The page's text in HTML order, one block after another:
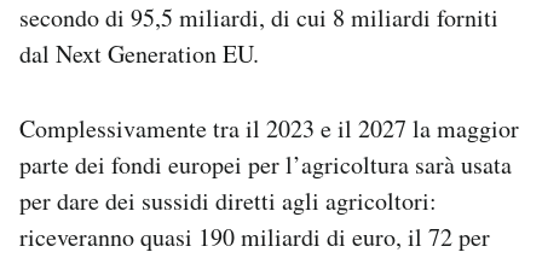
secondo di 95,5 miliardi, di cui 8 miliardi forniti
dal Next Generation EU.
Complessivamente tra il 2023 e il 2027 la maggior
parte dei fondi europei per l’agricoltura sarà usata
per dare dei sussidi diretti agli agricoltori:
riceveranno quasi 190 miliardi di euro, il 72 per